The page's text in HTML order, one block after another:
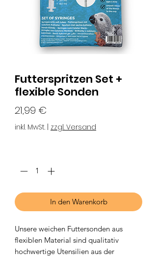
Futterspritzen Set +
flexible Sonden
21,99 €
inkl. MwSt. zzgl. Versand
In den Warenkorb
Unsere weichen Futtersonden aus
flexiblen Material sind qualitativ
hochwertige Utensilien aus der